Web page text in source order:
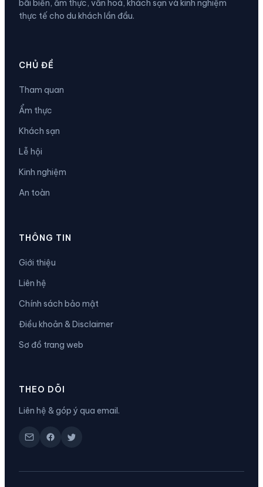
bãi biển, ẩm thực, văn hoá, khách sạn và kinh nghiệm
thực tế cho du khách lần đầu.
CHỦ ĐỀ
Tham quan
Ẩm thực
Khách sạn
Lễ hội
Kinh nghiệm
An toàn
THÔNG TIN
Giới thiệu
Liên hệ
Chính sách bảo mật
Điều khoản & Disclaimer
Sơ đồ trang web
THEO DÕI
Liên hệ & góp ý qua email.